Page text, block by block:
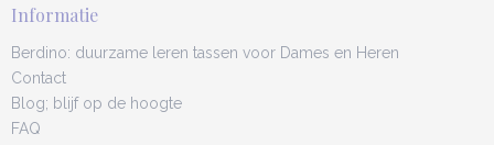
Informatie
Berdino: duurzame leren tassen voor Dames en Heren
Contact
Blog; blijf op de hoogte
FAQ